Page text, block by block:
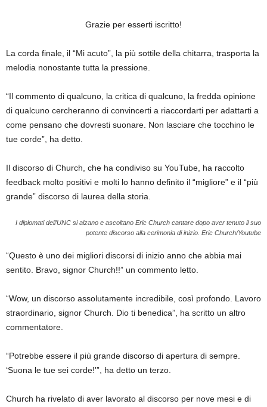
Grazie per esserti iscritto!
La corda finale, il “Mi acuto”, la più sottile della chitarra, trasporta la
melodia nonostante tutta la pressione.
“Il commento di qualcuno, la critica di qualcuno, la fredda opinione
di qualcuno cercheranno di convincerti a riaccordarti per adattarti a
come pensano che dovresti suonare. Non lasciare che tocchino le
tue corde”, ha detto.
Il discorso di Church, che ha condiviso su YouTube, ha raccolto
feedback molto positivi e molti lo hanno definito il “migliore” e il “più
grande” discorso di laurea della storia.
I diplomati dell’UNC si alzano e ascoltano Eric Church cantare dopo aver tenuto il suo
potente discorso alla cerimonia di inizio. Eric Church/Youtube
“Questo è uno dei migliori discorsi di inizio anno che abbia mai
sentito. Bravo, signor Church!!” un commento letto.
“Wow, un discorso assolutamente incredibile, così profondo. Lavoro
straordinario, signor Church. Dio ti benedica”, ha scritto un altro
commentatore.
“Potrebbe essere il più grande discorso di apertura di sempre.
‘Suona le tue sei corde!'”, ha detto un terzo.
Church ha rivelato di aver lavorato al discorso per nove mesi e di